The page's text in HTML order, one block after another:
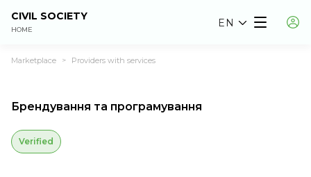
CIVIL SOCIETY
HOME
EN
Marketplace > Providers with services
Брендування та програмування
Verified